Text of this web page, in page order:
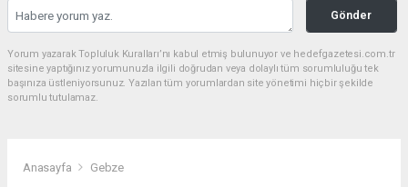
Gönder
Yorum yazarak Topluluk Kuralları’nı kabul etmiş bulunuyor ve hedefgazetesi.com.tr
sitesine yaptığınız yorumunuzla ilgili doğrudan veya dolaylı tüm sorumluluğu tek
başınıza üstleniyorsunuz. Yazılan tüm yorumlardan site yönetimi hiçbir şekilde
sorumlu tutulamaz.
Anasayfa Gebze